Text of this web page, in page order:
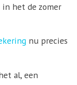
het de zomer
nu precies
al, een